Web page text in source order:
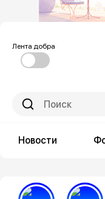
Лента добра
Новости